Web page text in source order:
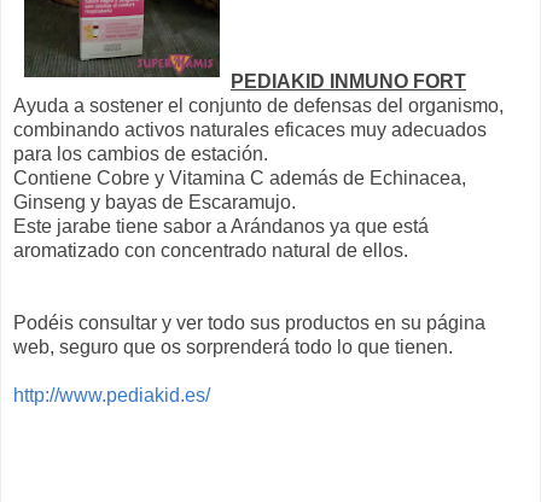
PEDIAKID INMUNO FORT
Ayuda a sostener el conjunto de defensas del organismo,
combinando activos naturales eficaces muy adecuados
para los cambios de estación.
Contiene Cobre y Vitamina C además de Echinacea,
Ginseng y bayas de Escaramujo.
Este jarabe tiene sabor a Arándanos ya que está
aromatizado con concentrado natural de ellos.
Podéis consultar y ver todo sus productos en su página
web, seguro que os sorprenderá todo lo que tienen.
http://www.pediakid.es/